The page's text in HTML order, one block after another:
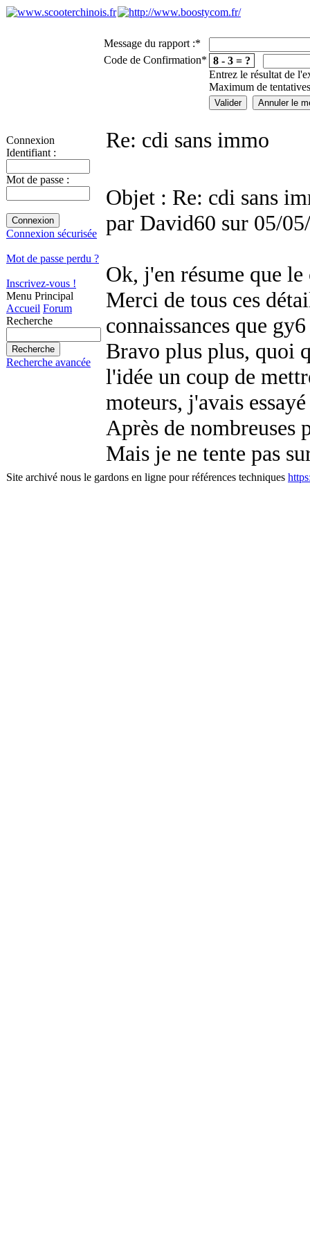
Connexion
Identifiant :
Mot de passe :
Connexion sécurisée
Mot de passe perdu ?
Inscrivez-vous !
Menu Principal
Accueil Forum
Recherche
Recherche avancée
Message du rapport :*
Code de Confirmation* 8 - 3 = ?
Entrez le résultat de
Maximum de
Re: cdi sans immo
Objet : Re: cdi sans
par David60 sur 05/
Ok, j'en résume que
Merci de tous ces
connaissances que gy6
Bravo plus plus, quoi
l'idée un coup de
moteurs, j'avais
Après de nombreuses
Mais je ne tente pas
Site archivé nous le gardons en ligne pour références techniques